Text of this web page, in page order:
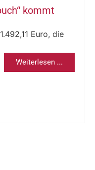
kommt
Euro, die
Weiterlesen ...